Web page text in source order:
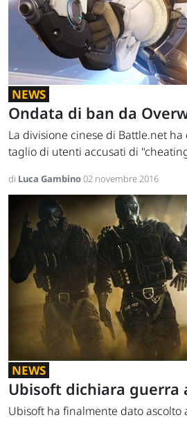
NEWS
Ondata di ban da
La divisione cinese di Battle.net
taglio di utenti accusati di
di Luca Gambino02 novembre 2016
NEWS
Ubisoft dichiara guerra
Ubisoft ha finalmente dato ascolto